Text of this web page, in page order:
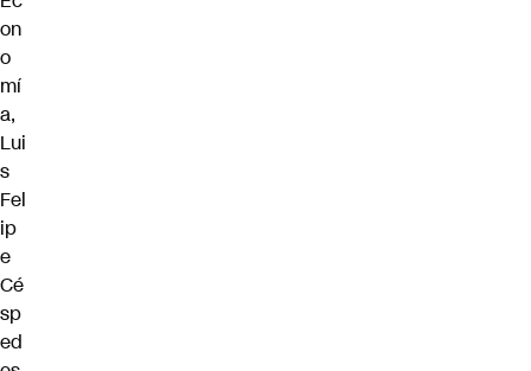
on
o
mí
a,
Lui
s
Fel
ip
e
Cé
sp
ed